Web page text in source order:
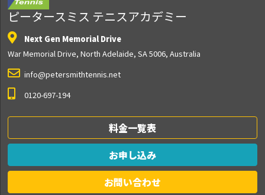
ピータースミス テニスアカデミー
Next Gen Memorial Drive
War Memorial Drive, North Adelaide, SA 5006, Australia
info@petersmithtennis.net
0120-697-194
料金一覧表
お申し込み
お問い合わせ